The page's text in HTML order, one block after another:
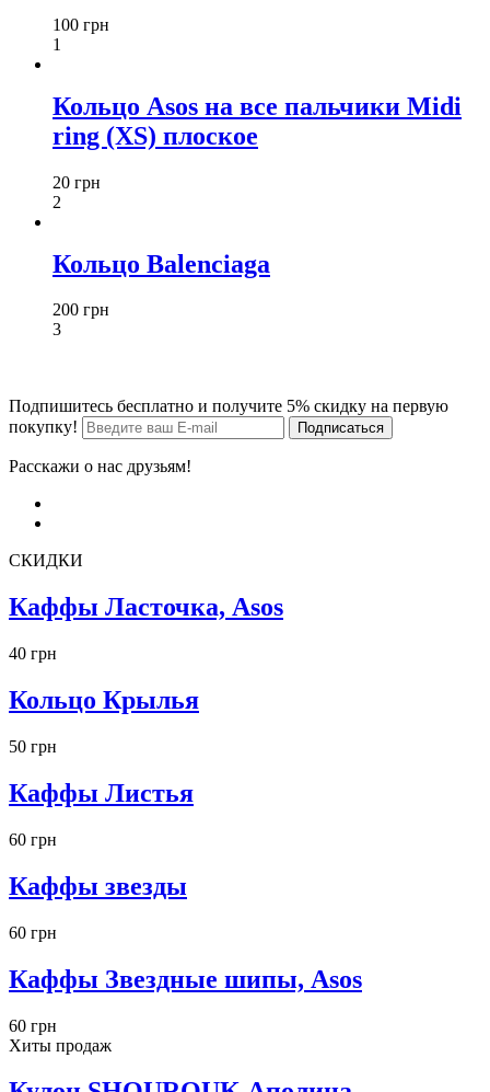
100 грн
1
Кольцо Asos на все пальчики Midi
ring (XS) плоское
20 грн
2
Кольцо Balenciaga
200 грн
3
Подпишитесь бесплатно и получите 5% скидку на первую
покупку!
Расскажи о нас друзьям!
СКИДКИ
Каффы Ласточка, Asos
40 грн
Кольцо Крылья
50 грн
Каффы Листья
60 грн
Каффы звезды
60 грн
Каффы Звездные шипы, Asos
60 грн
Хиты продаж